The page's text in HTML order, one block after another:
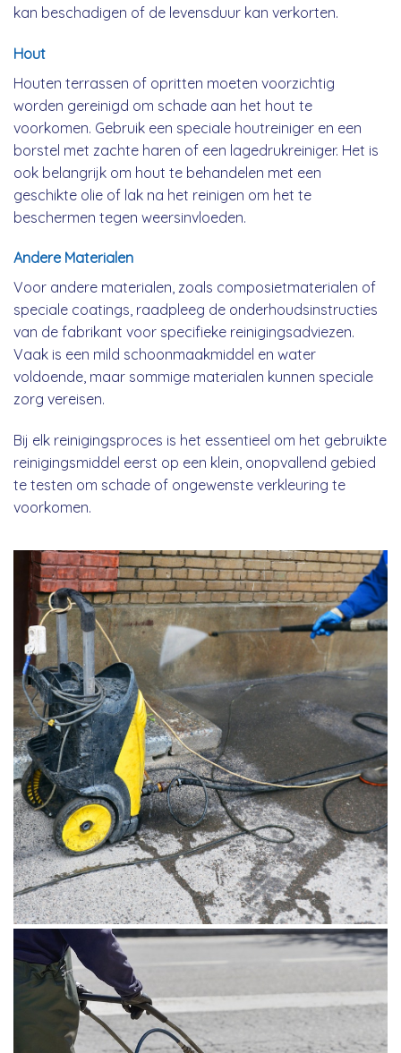
kan beschadigen of de levensduur kan verkorten.
Hout
Houten terrassen of opritten moeten voorzichtig
worden gereinigd om schade aan het hout te
voorkomen. Gebruik een speciale houtreiniger en een
borstel met zachte haren of een lagedrukreiniger. Het is
ook belangrijk om hout te behandelen met een
geschikte olie of lak na het reinigen om het te
beschermen tegen weersinvloeden.
Andere Materialen
Voor andere materialen, zoals composietmaterialen of
speciale coatings, raadpleeg de onderhoudsinstructies
van de fabrikant voor specifieke reinigingsadviezen.
Vaak is een mild schoonmaakmiddel en water
voldoende, maar sommige materialen kunnen speciale
zorg vereisen.
Bij elk reinigingsproces is het essentieel om het gebruikte
reinigingsmiddel eerst op een klein, onopvallend gebied
te testen om schade of ongewenste verkleuring te
voorkomen.